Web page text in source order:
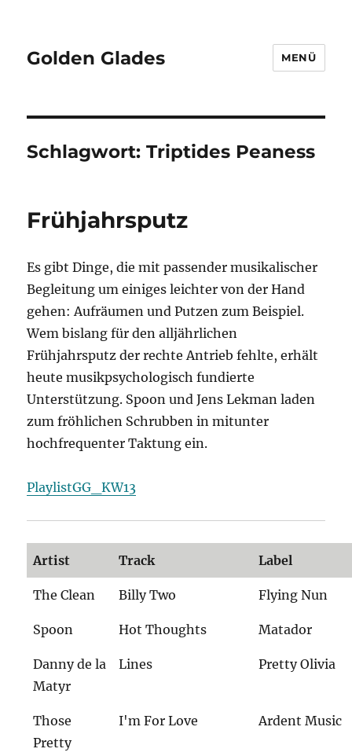
Golden Glades MENÜ
Schlagwort:Triptides Peaness
Frühjahrsputz
Es gibt Dinge, die mit passender musikalischer
Begleitung um einiges leichter von der Hand
gehen: Aufräumen und Putzen zum Beispiel.
Wem bislang für den alljährlichen
Frühjahrsputz der rechte Antrieb fehlte, erhält
heute musikpsychologisch fundierte
Unterstützung. Spoon und Jens Lekman laden
zum fröhlichen Schrubben in mitunter
hochfrequenter Taktung ein.
PlaylistGG_KW13
Artist Track Label
The Clean Billy Two Flying Nun
Spoon Hot Thoughts Matador
Danny de la
Matyr
Lines Pretty Olivia
Those
Pretty
I'm For Love Ardent Music